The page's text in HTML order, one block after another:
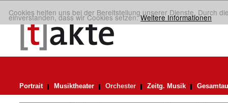
Cookies helfen uns bei der Bereitstellung unserer Dienste. Durch
einverstanden, dass wir Cookies setzen.Weitere Informationen
Portrait Musiktheater Orchester Zeitg. Musik